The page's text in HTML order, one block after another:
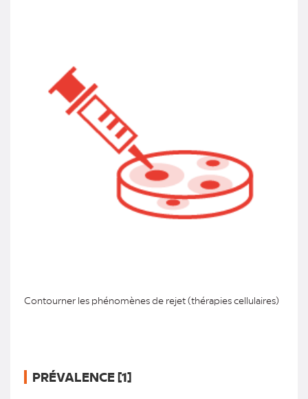
Contourner les phénomènes de rejet (thérapies cellulaires)
PRÉVALENCE [1]